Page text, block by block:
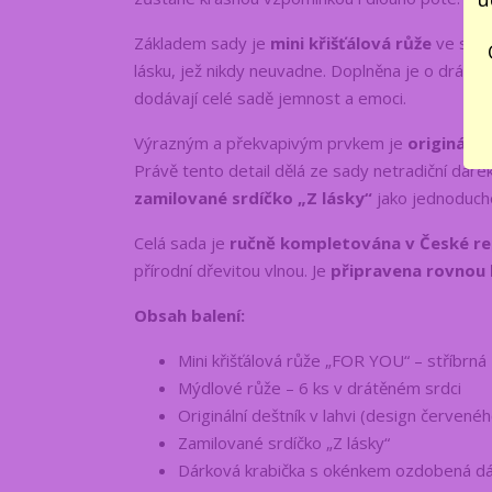
Základem sady je mini křišťálová růže ve
lásku, jež nikdy neuvadne. Doplněna je o drátěné
dodávají celé sadě jemnost a emoci.
Výrazným a překvapivým prvkem je originální
Právě tento detail dělá ze sady netradiční
zamilované srdíčko „Z lásky“ jako
Celá sada je ručně kompletována v České
přírodní dřevitou vlnou. Je připravena rovnou
Obsah balení:
Mini křišťálová růže „FOR YOU“ – stříbrná
Mýdlové růže – 6 ks v drátěném srdci
Originální deštník v lahvi (design
Zamilované srdíčko „Z lásky“
Dárková krabička s okénkem ozdobená